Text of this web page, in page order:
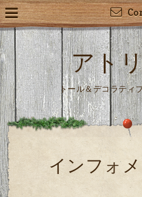
アト
トール＆デコラティ
インフォ